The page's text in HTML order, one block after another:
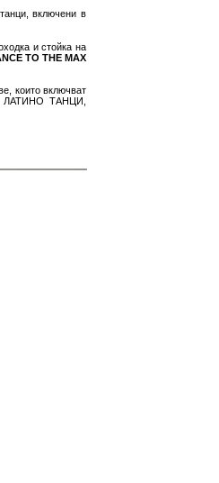
включени в
и стойка на
TO THE MAX
които включват
ЛАТИНО ТАНЦИ,